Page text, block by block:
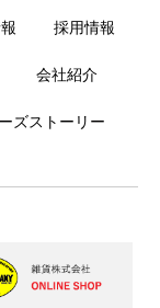
採用情報
会社紹介
ズストーリー